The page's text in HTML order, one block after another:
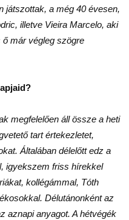
játszottak, a még 40 évesen,
illetve Vieira Marcelo, aki
ő már végleg szögre
megfelelően áll össze a heti
tart értekezletet,
Általában délelőtt edz a
igyekszem friss hírekkel
kollégámmal, Tóth
Délutánonként az
aznapi anyagot. A hétvégék